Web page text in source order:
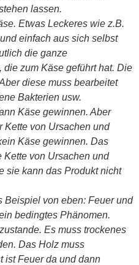
lassen.
Etwas Leckeres wie z.B.
einfach aus sich selbst
die ganze
die zum Käse geführt hat. Die
diese muss bearbeitet
Bakterien usw.
Käse gewinnen. Aber
Kette von Ursachen und
Käse gewinnen. Das
Kette von Ursachen und
sie kann das Produkt nicht
Beispiel von eben: Feuer und
bedingtes Phänomen.
Es muss trockenes
Das Holz muss
ist Feuer da und dann